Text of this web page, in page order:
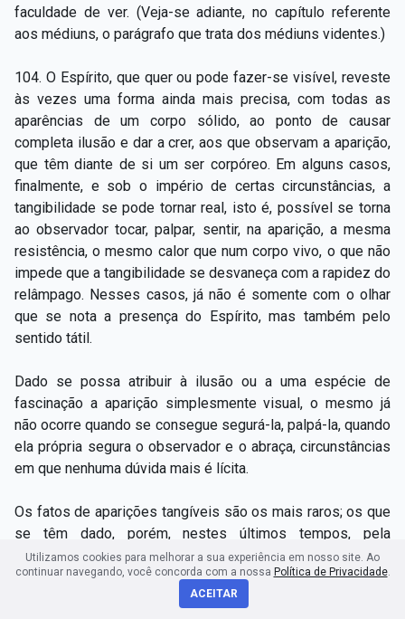
faculdade de ver. (Veja-se adiante, no capítulo referente
aos médiuns, o parágrafo que trata dos médiuns videntes.)
104. O Espírito, que quer ou pode fazer-se visível, reveste
às vezes uma forma ainda mais precisa, com todas as
aparências de um corpo sólido, ao ponto de causar
completa ilusão e dar a crer, aos que observam a aparição,
que têm diante de si um ser corpóreo. Em alguns casos,
finalmente, e sob o império de certas circunstâncias, a
tangibilidade se pode tornar real, isto é, possível se torna
ao observador tocar, palpar, sentir, na aparição, a mesma
resistência, o mesmo calor que num corpo vivo, o que não
impede que a tangibilidade se desvaneça com a rapidez do
relâmpago. Nesses casos, já não é somente com o olhar
que se nota a presença do Espírito, mas também pelo
sentido tátil.
Dado se possa atribuir à ilusão ou a uma espécie de
fascinação a aparição simplesmente visual, o mesmo já
não ocorre quando se consegue segurá-la, palpá-la, quando
ela própria segura o observador e o abraça, circunstâncias
em que nenhuma dúvida mais é lícita.
Os fatos de aparições tangíveis são os mais raros; os que
se têm dado, porém, nestes últimos tempos, pela
influência de alguns médiuns de grande poder* e
absolutamente autenticados por testemunhos irrecusáveis,
provam e explicam o que a história refere acerca de
Utilizamos cookies para melhorar a sua experiência em nosso site. Ao
continuar navegando, você concorda com a nossa Política de Privacidade.
ACEITAR